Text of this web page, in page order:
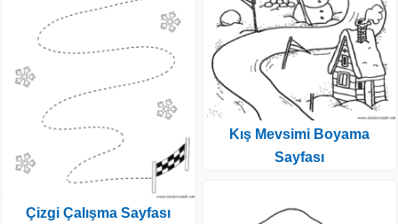
Çizgi Çalışma Sayfası
Kış Mevsimi Boyama
Sayfası